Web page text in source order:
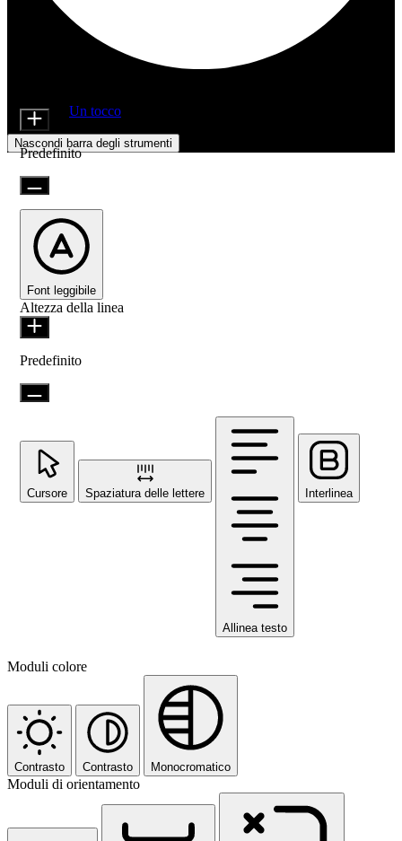
Offerto da Un tocco
Nascondi barra degli strumenti
Predefinito
Font leggibile
Altezza della linea
Predefinito
Cursore Spaziatura delle lettere
Allinea testo
Interlinea
Moduli colore
Contrasto Contrasto Monocromatico
Moduli di orientamento